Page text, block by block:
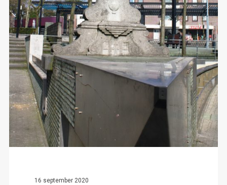
16 september 2020